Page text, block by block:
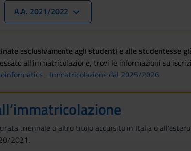
A.A. 2021/2022
esclusivamente agli studenti e alle studentesse
all'immatricolazione, trovi le informazioni su
- Immatricolazione dal 2025/2026
triennale o altro titolo acquisito in Italia o
2021.